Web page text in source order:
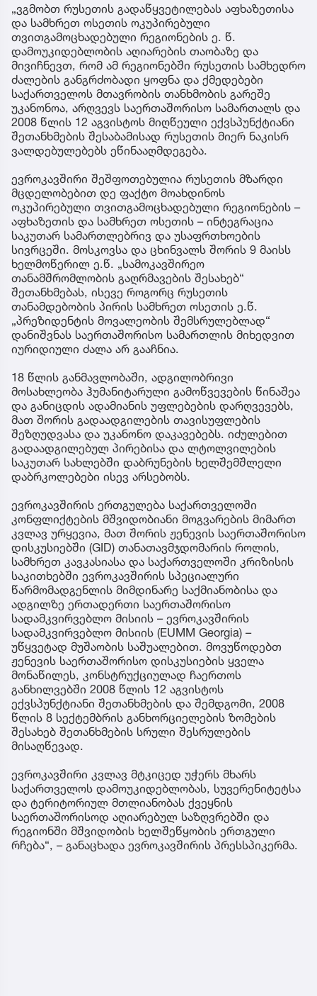
„ვგმობთ რუსეთის გადაწყვეტილებას აფხაზეთისა
და სამხრეთ ოსეთის ოკუპირებული
თვითგამოცხადებული რეგიონების ე. წ.
დამოუკიდებლობის აღიარების თაობაზე და
მივიჩნევთ, რომ ამ რეგიონებში რუსეთის სამხედრო
ძალების განგრძობადი ყოფნა და ქმედებები
საქართველოს მთავრობის თანხმობის გარეშე
უკანონოა, არღვევს საერთაშორისო სამართალს და
2008 წლის 12 აგვისტოს მიღწეული ექვსპუნქტიანი
შეთანხმების შესაბამისად რუსეთის მიერ ნაკისრ
ვალდებულებებს ეწინააღმდეგება.
ევროკავშირი შეშფოთებულია რუსეთის მზარდი
მცდელობებით დე ფაქტო მოახდინოს
ოკუპირებული თვითგამოცხადებული რეგიონების –
აფხაზეთის და სამხრეთ ოსეთის – ინტეგრაცია
საკუთარ სამართლებრივ და უსაფრთხოების
სივრცეში. მოსკოვსა და ცხინვალს შორის 9 მაისს
ხელმოწერილ ე.წ. „სამოკავშირეო
თანამშრომლობის გაღრმავების შესახებ“
შეთანხმებას, ისევე როგორც რუსეთის
თანამდებობის პირის სამხრეთ ოსეთის ე.წ.
„პრეზიდენტის მოვალეობის შემსრულებლად“
დანიშვნას საერთაშორისო სამართლის მიხედვით
იურიდიული ძალა არ გააჩნია.
18 წლის განმავლობაში, ადგილობრივი
მოსახლეობა ჰუმანიტარული გამოწვევების წინაშეა
და განიცდის ადამიანის უფლებების დარღვევებს,
მათ შორის გადაადგილების თავისუფლების
შეზღუდვასა და უკანონო დაკავებებს. იძულებით
გადაადგილებულ პირებისა და ლტოლვილების
საკუთარ სახლებში დაბრუნების ხელშემშლელი
დაბრკოლებები ისევ არსებობს.
ევროკავშირის ერთგულება საქართველოში
კონფლიქტების მშვიდობიანი მოგვარების მიმართ
კვლავ ურყევია, მათ შორის ჟენევის საერთაშორისო
დისკუსიებში (GID) თანათავმჯდომარის როლის,
სამხრეთ კავკასიასა და საქართველოში კრიზისის
საკითხებში ევროკავშირის სპეციალური
წარმომადგენლის მიმდინარე საქმიანობისა და
ადგილზე ერთადერთი საერთაშორისო
სადამკვირვებლო მისიის – ევროკავშირის
სადამკვირვებლო მისიის (EUMM Georgia) –
უწყვეტად მუშაობის საშუალებით. მოვუწოდებთ
ჟენევის საერთაშორისო დისკუსიების ყველა
მონაწილეს, კონსტრუქციულად ჩაერთოს
განხილვებში 2008 წლის 12 აგვისტოს
ექვსპუნქტიანი შეთანხმების და შემდგომი, 2008
წლის 8 სექტემბრის განხორციელების ზომების
შესახებ შეთანხმების სრული შესრულების
მისაღწევად.
ევროკავშირი კვლავ მტკიცედ უჭერს მხარს
საქართველოს დამოუკიდებლობას, სუვერენიტეტსა
და ტერიტორიულ მთლიანობას ქვეყნის
საერთაშორისოდ აღიარებულ საზღვრებში და
რეგიონში მშვიდობის ხელშეწყობის ერთგული
რჩება“, – განაცხადა ევროკავშირის პრესსპიკერმა.